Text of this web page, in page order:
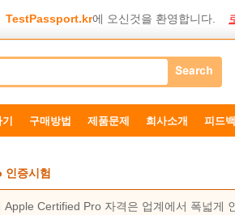
TestPassport.kr에 오신것을 환영합니다.
구매방법 제품문제 희사소개 피드
증시험
Apple Certified Pro 자격은 업계에서 폭넓게